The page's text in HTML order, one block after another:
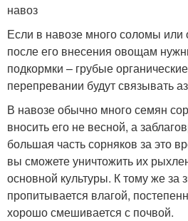
навоз
Если в навозе много соломы или
после его внесения овощам
подкормки – грубые
перепревании будут связывать
В навозе обычно много семян
вносить его не весной, а
большая часть сорняков за это
вы сможете уничтожить их
основной культуры. К тому же за
пропитывается влагой,
хорошо смешивается с почвой.